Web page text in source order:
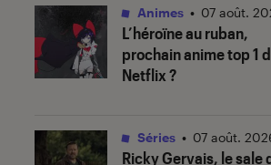
L’héroïne au ruban,
prochain anime top 1
Netflix ?
Animes • 07 août.
Ricky Gervais, le sale
Séries • 07 août.